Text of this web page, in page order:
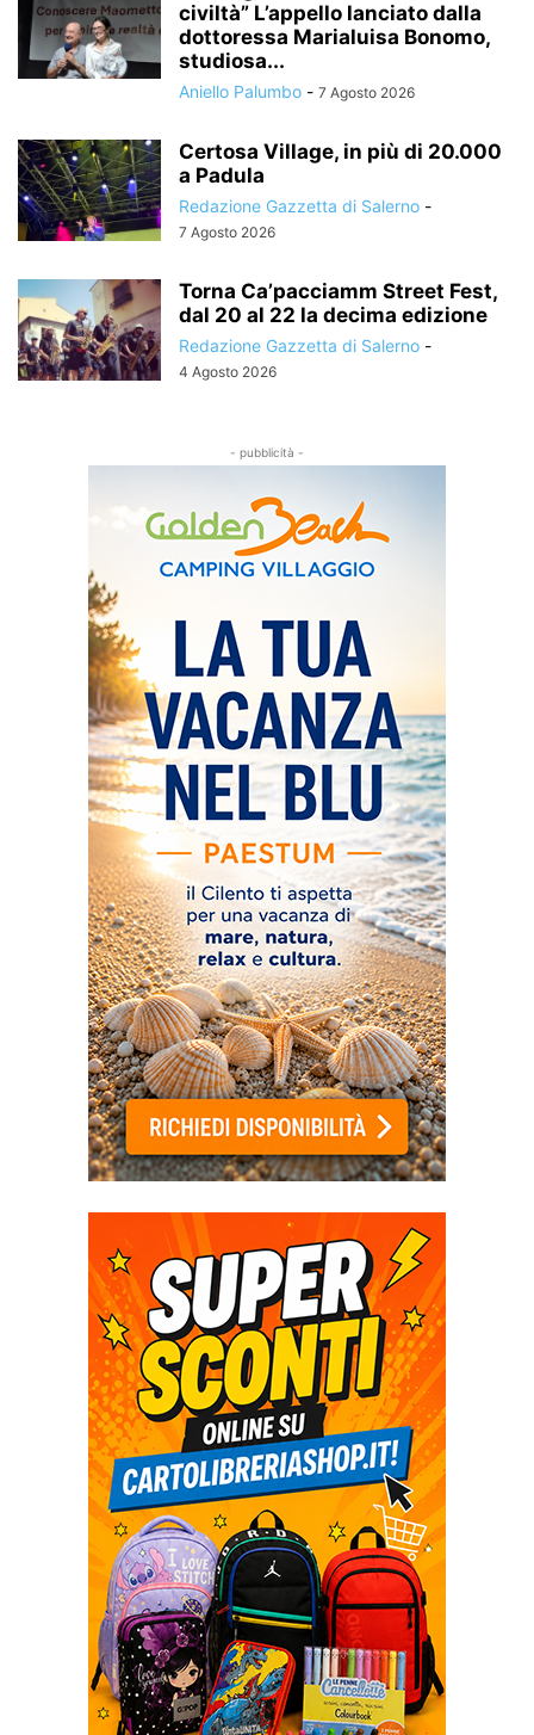
civiltà” L’appello lanciato dalla
dottoressa Marialuisa Bonomo,
studiosa...
Aniello Palumbo - 7 Agosto 2026
Certosa Village, in più di 20.000
a Padula
Redazione Gazzetta di Salerno -
7 Agosto 2026
Torna Ca’pacciamm Street Fest,
dal 20 al 22 la decima edizione
Redazione Gazzetta di Salerno -
4 Agosto 2026
- pubblicità -